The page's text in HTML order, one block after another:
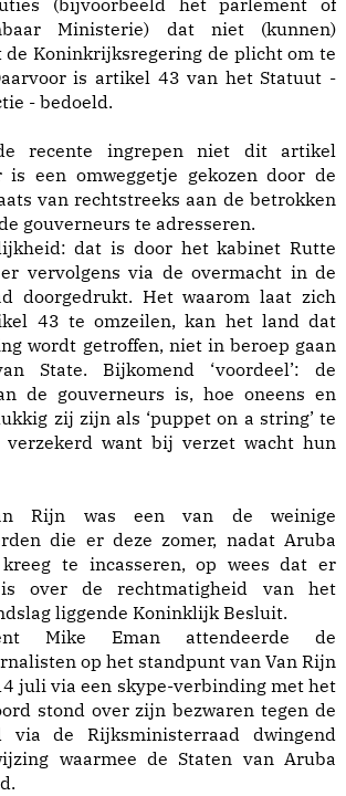
(bijvoorbeeld het parlement of
Ministerie) dat niet (kunnen)
de Koninkrijksregering de plicht om te
is artikel 43 van het Statuut -
- bedoeld.
recente ingrepen niet dit artikel
is een omweggetje gekozen door de
van rechtstreeks aan de betrokken
gouverneurs te adresseren.
dat is door het kabinet Rutte
vervolgens via de overmacht in de
doorgedrukt. Het waarom laat zich
43 te omzeilen, kan het land dat
wordt getroffen, niet in beroep gaan
State. Bijkomend ‘voordeel’: de
de gouverneurs is, hoe oneens en
zij zijn als ‘puppet on a string’ te
verzekerd want bij verzet wacht hun
Rijn was een van de weinige
die er deze zomer, nadat Aruba
te incasseren, op wees dat er
over de rechtmatigheid van het
liggende Koninklijk Besluit.
Mike Eman attendeerde de
op het standpunt van Van Rijn
juli via een skype-verbinding met het
stond over zijn bezwaren tegen de
via de Rijksministerraad dwingend
waarmee de Staten van Aruba